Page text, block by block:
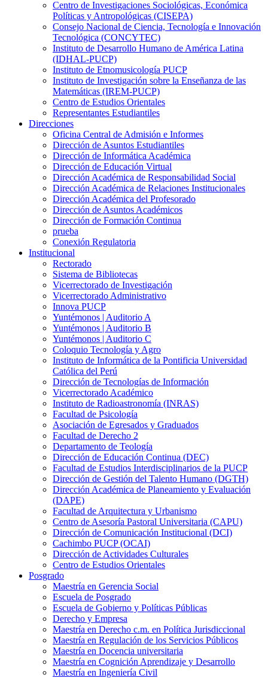
Centro de Investigaciones Sociológicas, Económica
Políticas y Antropológicas (CISEPA)
Consejo Nacional de Ciencia, Tecnología e Innovación
Tecnológica (CONCYTEC)
Instituto de Desarrollo Humano de América Latina
(IDHAL-PUCP)
Instituto de Etnomusicología PUCP
Instituto de Investigación sobre la Enseñanza de las
Matemáticas (IREM-PUCP)
Centro de Estudios Orientales
Representantes Estudiantiles
Direcciones
Oficina Central de Admisión e Informes
Dirección de Asuntos Estudiantiles
Dirección de Informática Académica
Dirección de Educación Virtual
Dirección Académica de Responsabilidad Social
Dirección Académica de Relaciones Institucionales
Dirección Académica del Profesorado
Dirección de Asuntos Académicos
Dirección de Formación Continua
prueba
Conexión Regulatoria
Institucional
Rectorado
Sistema de Bibliotecas
Vicerrectorado de Investigación
Vicerrectorado Administrativo
Innova PUCP
Yuntémonos | Auditorio A
Yuntémonos | Auditorio B
Yuntémonos | Auditorio C
Coloquio Tecnología y Agro
Instituto de Informática de la Pontificia Universidad
Católica del Perú
Dirección de Tecnologías de Información
Vicerrectorado Académico
Instituto de Radioastronomía (INRAS)
Facultad de Psicología
Asociación de Egresados y Graduados
Facultad de Derecho 2
Departamento de Teología
Dirección de Educación Continua (DEC)
Facultad de Estudios Interdisciplinarios de la PUCP
Dirección de Gestión del Talento Humano (DGTH)
Dirección Académica de Planeamiento y Evaluación
(DAPE)
Facultad de Arquitectura y Urbanismo
Centro de Asesoría Pastoral Universitaria (CAPU)
Dirección de Comunicación Institucional (DCI)
Cachimbo PUCP (OCAI)
Dirección de Actividades Culturales
Centro de Estudios Orientales
Posgrado
Maestría en Gerencia Social
Escuela de Posgrado
Escuela de Gobierno y Políticas Públicas
Derecho y Empresa
Maestría en Derecho c.m. en Política Jurisdiccional
Maestría en Regulación de los Servicios Públicos
Maestría en Docencia universitaria
Maestría en Cognición Aprendizaje y Desarrollo
Maestría en Ingeniería Civil